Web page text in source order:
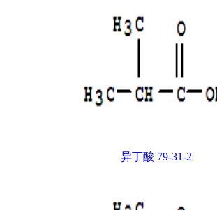
异丁酸 79-31-2